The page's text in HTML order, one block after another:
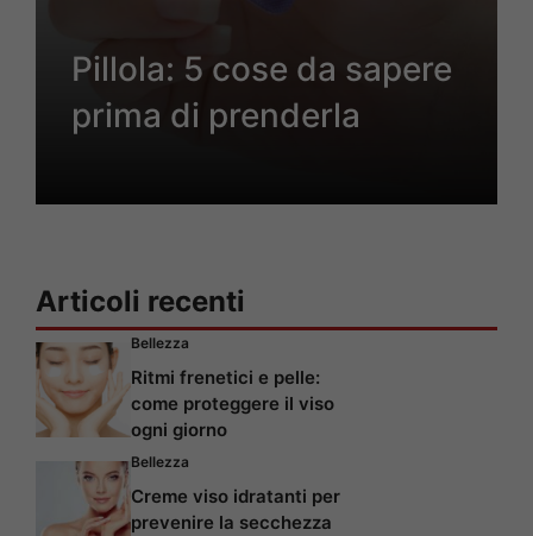
Pillola: 5 cose da sapere
prima di prenderla
Articoli recenti
Bellezza
Ritmi frenetici e pelle:
come proteggere il viso
ogni giorno
Bellezza
Creme viso idratanti per
prevenire la secchezza